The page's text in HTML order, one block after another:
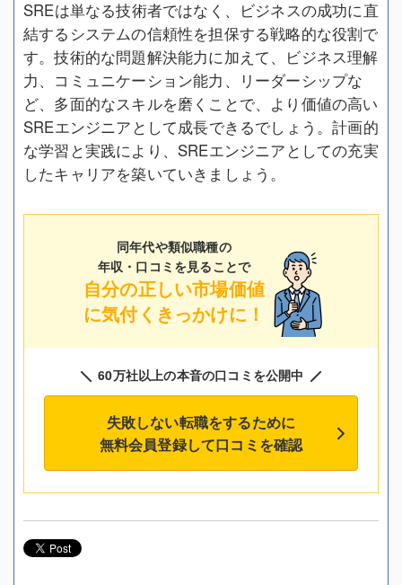
SREは単なる技術者ではなく、ビジネスの成功に直
結するシステムの信頼性を担保する戦略的な役割で
す。技術的な問題解決能力に加えて、ビジネス理解
力、コミュニケーション能力、リーダーシップな
ど、多面的なスキルを磨くことで、より価値の高い
SREエンジニアとして成長できるでしょう。計画的
な学習と実践により、SREエンジニアとしての充実
したキャリアを築いていきましょう。
同年代や類似職種の
年収・口コミを見ることで
自分の正しい市場価値
に気付くきっかけに！
60万社以上の本音の口コミを公開中
失敗しない転職をするために
無料会員登録して口コミを確認